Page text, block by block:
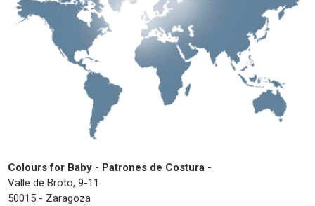
Colours for Baby - Patrones de Costura -
Valle de Broto, 9-11
50015 - Zaragoza